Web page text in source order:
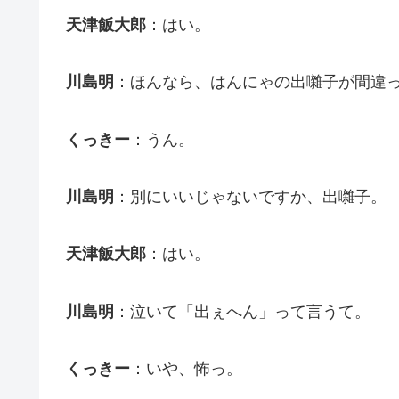
天津飯大郎 ：はい。
川島明 ：ほんなら、はんにゃの出囃子が間違
くっきー ：うん。
川島明 ：別にいいじゃないですか、出囃子。
天津飯大郎 ：はい。
川島明 ：泣いて「出ぇへん」って言うて。
くっきー ：いや、怖っ。